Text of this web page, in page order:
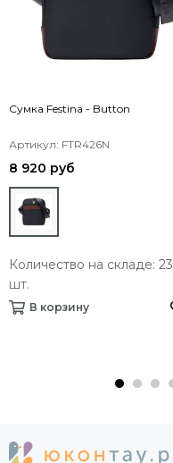
Cумка Festina - Button
Артикул: FTR426N
8 920 руб
Количество на складе: 23
шт.
В корзину